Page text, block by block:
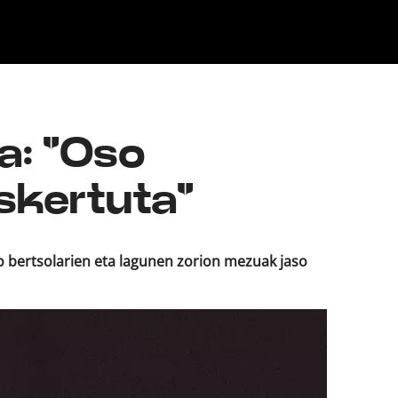
"Oso
bertsolarien eta lagunen zorion mezuak jaso